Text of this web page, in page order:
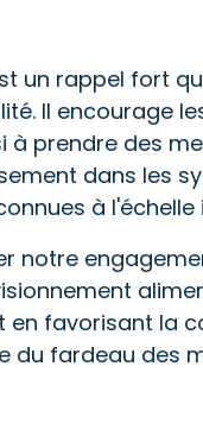
un rappel fort
Il encourage
à prendre des
dans les
à l'échelle
notre
en favorisant la
du fardeau des